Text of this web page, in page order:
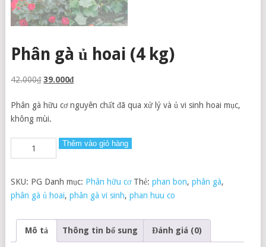
Phân gà ủ hoai (4 kg)
42.000₫ 39.000₫
Phân gà hữu cơ nguyên chất đã qua xử lý và ủ vi sinh hoai mục,
không mùi.
Thêm vào giỏ hàng
SKU: PG Danh mục: Phân hữu cơ Thẻ:phan bon,phân gà,
phân gà ủ hoai,phân gà vi sinh,phan huu co
Mô tả Thông tin bổ sung Đánh giá (0)